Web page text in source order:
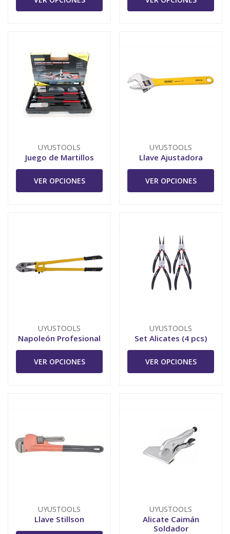
UYUSTOOLS
Juego de Martillos
VER OPCIONES
UYUSTOOLS
Llave Ajustadora
VER OPCIONES
UYUSTOOLS
Napoleón Profesional
VER OPCIONES
UYUSTOOLS
Set Alicates (4 pcs)
VER OPCIONES
UYUSTOOLS
Llave Stillson
UYUSTOOLS
Alicate Caimán
Soldador